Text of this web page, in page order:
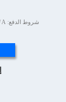
شروط الدفع: T / T ، L / C ، D / PD / A ، بطاقة الائتمان ، ويسترن يونيون ، نقدا